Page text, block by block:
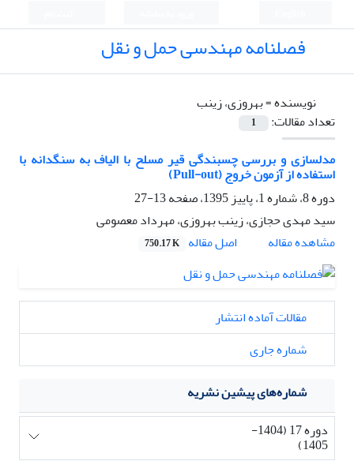
فصلنامه مهندسی حمل و نقل
نویسنده =بهروزی، زینب
تعداد مقالات:
1
مدلسازی و بررسی چسبندگی قیر مسلح با الیاف به سنگدانه با
استفاده از آزمون خروج (Pull-out)
دوره 8، شماره 1، پاییز 1395، صفحه
13-27
سید مهدی حجازی، زینب بهروزی، مهرداد معصومی
مشاهده مقاله
اصل مقاله 750.17 K
مقالات آماده انتشار
شماره جاری
شماره‌های پیشین نشریه
دوره 17 (1404-
1405)